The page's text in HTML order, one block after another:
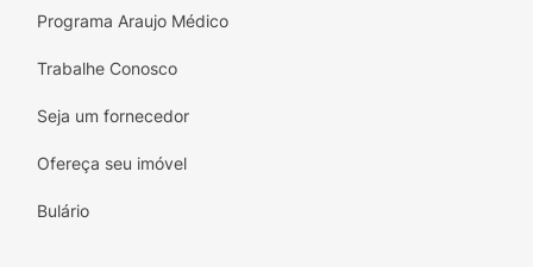
Programa Araujo Médico
Trabalhe Conosco
Seja um fornecedor
Ofereça seu imóvel
Bulário